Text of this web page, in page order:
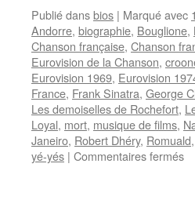
Publié dansbios | Marqué avec
Andorre, biographie, Bouglione,
Chanson française, Chanson
Eurovision de la Chanson,
Eurovision 1969, Eurovision
France, Frank Sinatra, George
Les demoiselles de Rochefort,
Loyal, mort, musique de films,
Janeiro, Robert Dhéry, Romuald,
yé-yés | Commentaires ferméssur